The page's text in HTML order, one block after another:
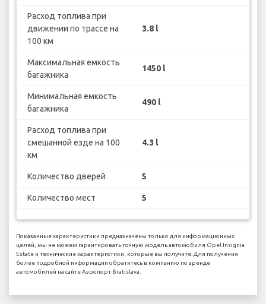
Расход топлива при
движении по трассе на
100 км
3.8 l
Максимальная емкость
багажника
1450 l
Минимальная емкость
багажника
490 l
Расход топлива при
смешанной езде на 100
км
4.3 l
Количество дверей 5
Количество мест 5
Показанные характеристики предназначены только для информационных
целей, мы не можем гарантировать точную модель автомобиля Opel Insignia
Estate и технические характеристики, которые вы получите. Для получения
более подробной информации обратитесь в компанию по аренде
автомобилей на сайте Аэропорт Bratislava.